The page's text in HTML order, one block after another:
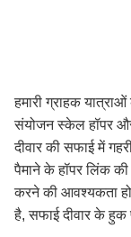
हमारी ग्राहक
संयोजन स्केल हॉपर
दीवार की सफाई में
पैमाने के हॉपर लिंक
करने की आवश्यकता
है, सफाई दीवार के हुक